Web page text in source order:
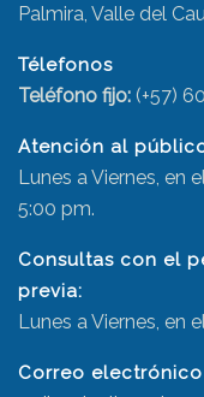
Palmira, Valle del
Télefonos
Teléfono fijo: (+57)
Atención al
Lunes a Viernes, en
5:00 pm.
Consultas con el
previa:
Lunes a Viernes, en
Correo electrónico